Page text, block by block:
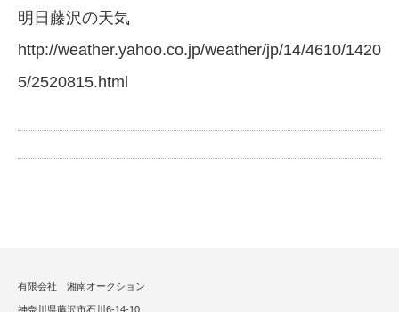
明日藤沢の天気
http://weather.yahoo.co.jp/weather/jp/14/4610/1420
5/2520815.html
有限会社 湘南オークション
神奈川県藤沢市石川6-14-10